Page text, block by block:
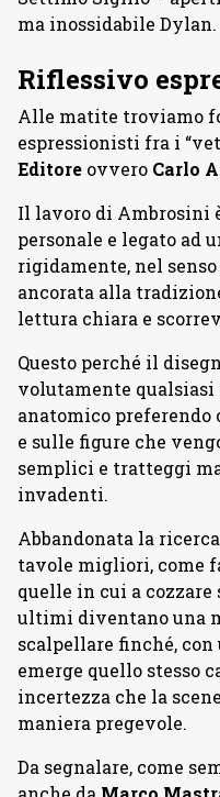
ma inossidabile Dylan.
Riflessivo
Alle matite troviamo
espressionisti fra i
Editore ovvero Carlo
Il lavoro di Ambrosini
personale e legato ad
rigidamente, nel
ancorata alla
lettura chiara e
Questo perché il
volutamente
anatomico
e sulle figure che
semplici e tratteggi
invadenti.
Abbandonata la
tavole migliori, come
quelle in cui a
ultimi diventano una
scalpellare finché,
emerge quello stesso
incertezza che la
maniera pregevole.
Da segnalare, come